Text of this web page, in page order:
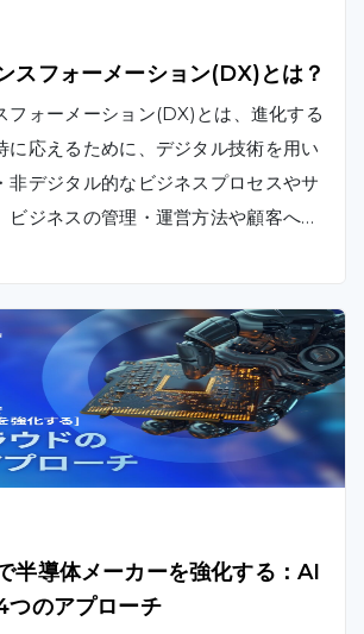
スフォーメーション(DX)とは？
フォーメーション(DX)とは、進化する
に応えるために、デジタル技術を用い
非デジタル的なビジネスプロセスやサ
ビジネスの管理・運営方法や顧客への
的に変えていくプロセスを指す言葉
半導体メーカーを強化する：AI
つのアプローチ